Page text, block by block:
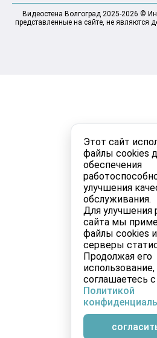
Этот сайт
файлы cookies
обеспечения
улучшения
обслуживания.
Для улучшения
сайта мы
файлы cookies и
серверы
Продолжая его
соглашаетесь
Политикой
Видеостена Волгоград 2025-2026 ©
представленные на сайте, не являются